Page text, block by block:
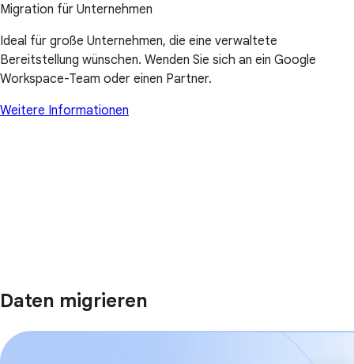
Migration für Unternehmen
Ideal für große Unternehmen, die eine verwaltete
Bereitstellung wünschen. Wenden Sie sich an ein Google
Workspace-Team oder einen Partner.
Weitere Informationen
Daten migrieren